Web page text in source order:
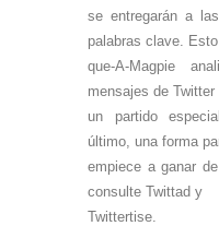
se entregarán a
palabras clave.
que-A-Magpie
mensajes de
un partido
último, una forma
empiece a ganar
consulte Twittad y
Twittertise.